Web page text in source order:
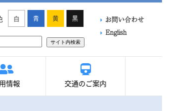
白 青 黄 黒
サイト内検索
お問い合わせ
English
情報 交通のご案内